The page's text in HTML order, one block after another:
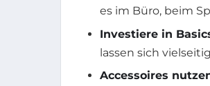
es im Büro, beim
Investiere in
lassen sich
Accessoires